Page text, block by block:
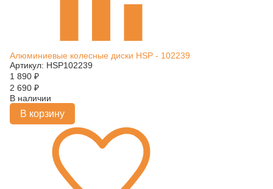
Алюминиевые колесные диски HSP - 102239
Артикул: HSP102239
1 890 ₽
2 690 ₽
В наличии
В корзину